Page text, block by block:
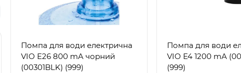
Популярний
Помпа для води електрична
VIO E26 800 mA чорний
(00301BLK) (999)
Помпа для води
VIO E4 1200 mA (0030BLK)
(999)